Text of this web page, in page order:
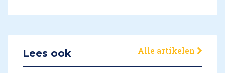
Lees ook Alle artikelen